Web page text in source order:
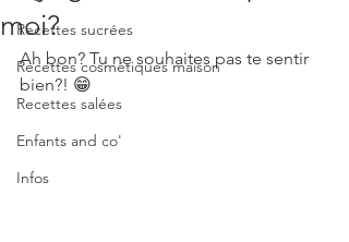
Recettes sucrées
Recettes cosmétiques maison
Recettes salées
Enfants and co'
Infos
moi?
Ah bon? Tu ne souhaites pas te sentir
bien?! 😁